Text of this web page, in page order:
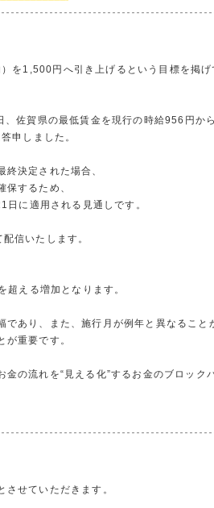
を1,500円へ引き上げるという目標を掲げ
佐賀県の最低賃金を現行の時給956円か
申しました。
決定された場合、
するため、
に適用される見通しです。
信いたします。
える増加となります。
あり、また、施行月が例年と異なること
重要です。
の流れを“見える化”するお金のブロック
せていただきます。